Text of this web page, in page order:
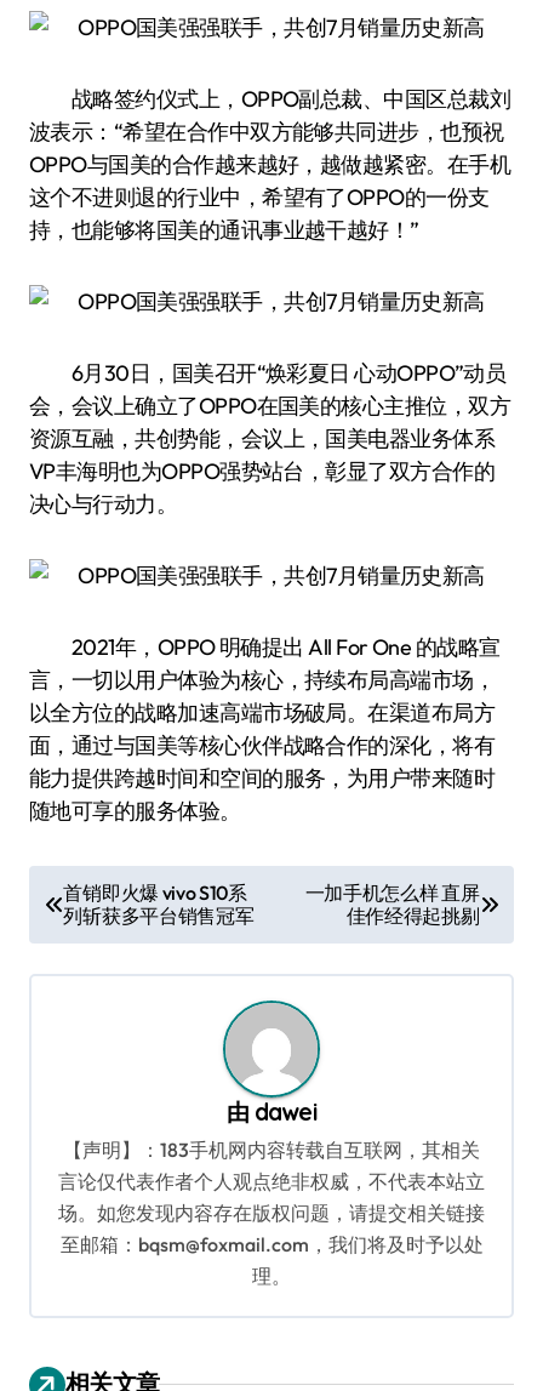
战略签约仪式上，OPPO副总裁、中国区总裁刘
波表示：“希望在合作中双方能够共同进步，也预祝
OPPO与国美的合作越来越好，越做越紧密。在手机
这个不进则退的行业中，希望有了OPPO的一份支
持，也能够将国美的通讯事业越干越好！”
6月30日，国美召开“焕彩夏日 心动OPPO”动员
会，会议上确立了OPPO在国美的核心主推位，双方
资源互融，共创势能，会议上，国美电器业务体系
VP丰海明也为OPPO强势站台，彰显了双方合作的
决心与行动力。
2021年，OPPO 明确提出 All For One 的战略宣
言，一切以用户体验为核心，持续布局高端市场，
以全方位的战略加速高端市场破局。在渠道布局方
面，通过与国美等核心伙伴战略合作的深化，将有
能力提供跨越时间和空间的服务，为用户带来随时
随地可享的服务体验。
章
导
首销即火爆 vivo S10系
列斩获多平台销售冠军
一加手机怎么样 直屏
佳作经得起挑剔
由 dawei
【声明】：183手机网内容转载自互联网，其相关
言论仅代表作者个人观点绝非权威，不代表本站立
场。如您发现内容存在版权问题，请提交相关链接
至邮箱：bqsm@foxmail.com，我们将及时予以处
理。
相关文章